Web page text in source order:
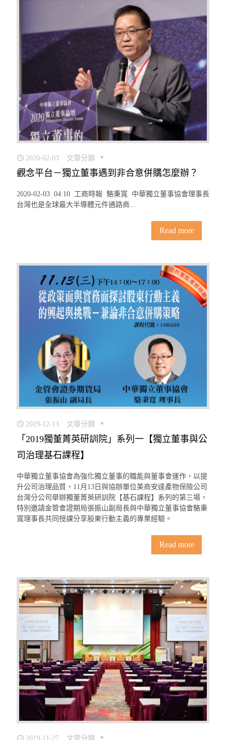
2020-02-03 文章分類
觀念平台－獨立董事遇到非合意併購怎麼辦？
2020-02-03 04:10 工商時報 駱秉寬 中華獨立董事協會理事長
台灣也是全球最大半導體元件通路商...
Read more
2019-12-13 文章分類
「2019獨董菁英研訓院」系列一【獨立董事與公
司治理基石課程】
中華獨立董事協會為強化獨立董事的職能與董事會運作，以提
升公司治理品質，11月13日與協辦單位美商安達產物保險公司
台灣分公司舉辦獨董菁英研訓院【基石課程】系列的第三場，
特別邀請金管會證期局張振山副局長與中華獨立董事協會駱秉
寬理事長共同授課分享股東行動主義的專業經驗。
Read more
2019-11-27 文章分類